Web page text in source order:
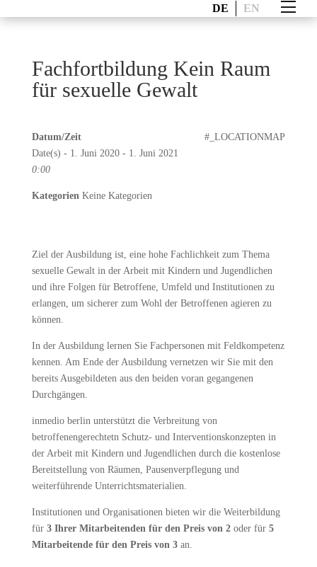
DE EN
Fachfortbildung Kein Raum
für sexuelle Gewalt
#_LOCATIONMAP
Datum/Zeit
Date(s) - 1. Juni 2020 - 1. Juni 2021
0:00
KategorienKeine Kategorien
Ziel der Ausbildung ist, eine hohe Fachlichkeit zum Thema
sexuelle Gewalt in der Arbeit mit Kindern und Jugendlichen
und ihre Folgen für Betroffene, Umfeld und Institutionen zu
erlangen, um sicherer zum Wohl der Betroffenen agieren zu
können.
In der Ausbildung lernen Sie Fachpersonen mit Feldkompetenz
kennen. Am Ende der Ausbildung vernetzen wir Sie mit den
bereits Ausgebildeten aus den beiden voran gegangenen
Durchgängen.
inmedio berlin unterstützt die Verbreitung von
betroffenengerechtetn Schutz- und Interventionskonzepten in
der Arbeit mit Kindern und Jugendlichen durch die kostenlose
Bereitstellung von Räumen, Pausenverpflegung und
weiterführende Unterrichtsmaterialien.
Institutionen und Organisationen bieten wir die Weiterbildung
für 3 Ihrer Mitarbeitenden für den Preis von 2oder für 5
Mitarbeitende für den Preis von 3an.